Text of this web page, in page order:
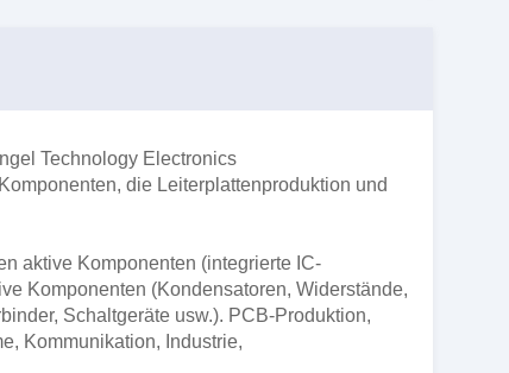
Technology Electronics
die Leiterplattenproduktion und
aktive Komponenten (integrierte IC-
Komponenten (Kondensatoren, Widerstände,
Schaltgeräte usw.). PCB-Produktion,
Kommunikation, Industrie,